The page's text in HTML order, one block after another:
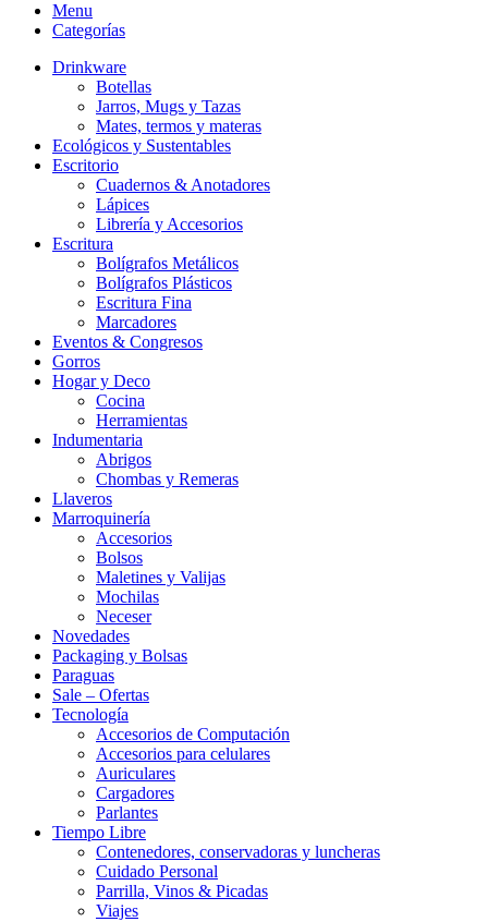
Menu
Categorías
Drinkware
Botellas
Jarros, Mugs y Tazas
Mates, termos y materas
Ecológicos y Sustentables
Escritorio
Cuadernos & Anotadores
Lápices
Librería y Accesorios
Escritura
Bolígrafos Metálicos
Bolígrafos Plásticos
Escritura Fina
Marcadores
Eventos & Congresos
Gorros
Hogar y Deco
Cocina
Herramientas
Indumentaria
Abrigos
Chombas y Remeras
Llaveros
Marroquinería
Accesorios
Bolsos
Maletines y Valijas
Mochilas
Neceser
Novedades
Packaging y Bolsas
Paraguas
Sale – Ofertas
Tecnología
Accesorios de Computación
Accesorios para celulares
Auriculares
Cargadores
Parlantes
Tiempo Libre
Contenedores, conservadoras y luncheras
Cuidado Personal
Parrilla, Vinos & Picadas
Viajes